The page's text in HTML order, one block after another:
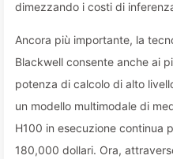
dimezzando i costi di
Ancora più importante, la
Blackwell consente anche ai
potenza di calcolo di alto
un modello multimodale di
H100 in esecuzione continua
180,000 dollari. Ora,